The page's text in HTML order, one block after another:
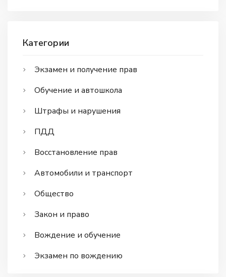
Категории
Экзамен и получение прав
Обучение и автошкола
Штрафы и нарушения
ПДД
Восстановление прав
Автомобили и транспорт
Общество
Закон и право
Вождение и обучение
Экзамен по вождению